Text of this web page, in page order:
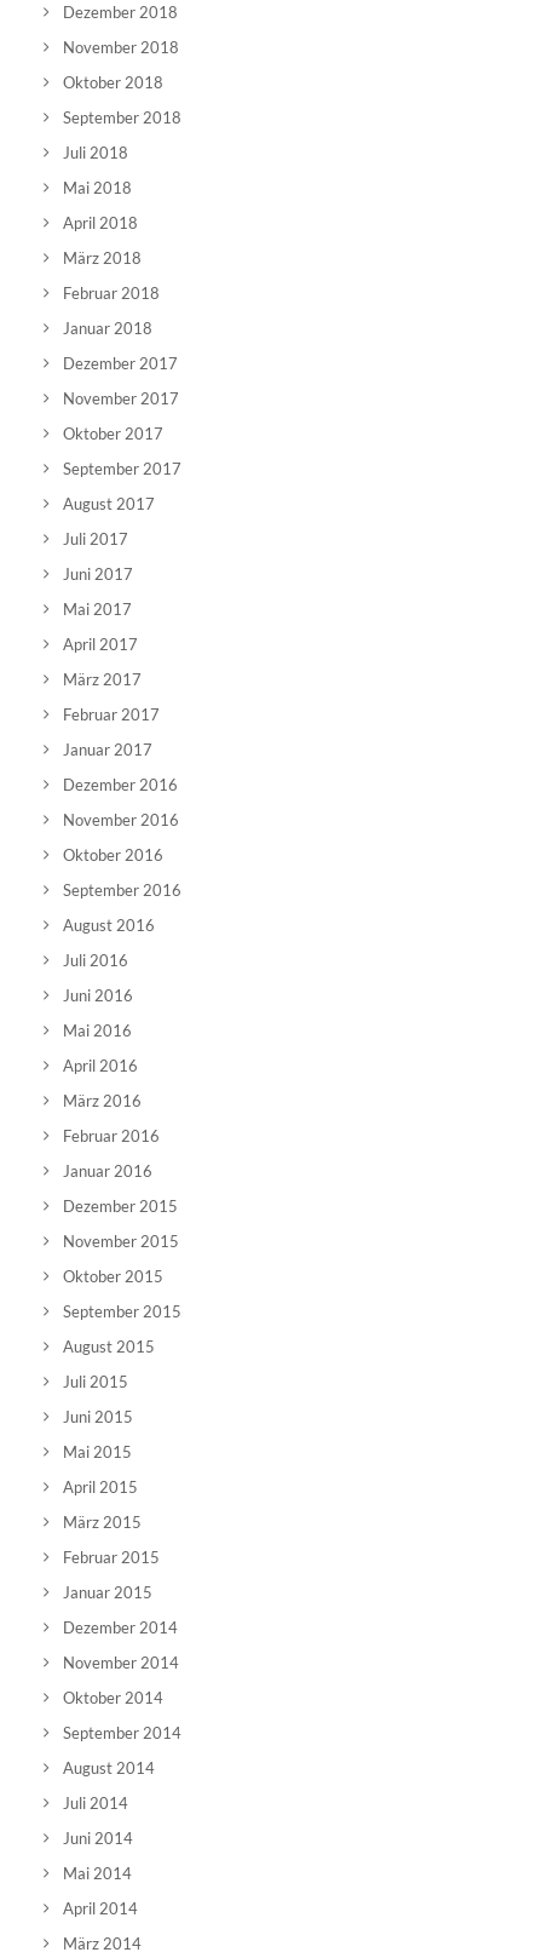
Dezember 2018
November 2018
Oktober 2018
September 2018
Juli 2018
Mai 2018
April 2018
März 2018
Februar 2018
Januar 2018
Dezember 2017
November 2017
Oktober 2017
September 2017
August 2017
Juli 2017
Juni 2017
Mai 2017
April 2017
März 2017
Februar 2017
Januar 2017
Dezember 2016
November 2016
Oktober 2016
September 2016
August 2016
Juli 2016
Juni 2016
Mai 2016
April 2016
März 2016
Februar 2016
Januar 2016
Dezember 2015
November 2015
Oktober 2015
September 2015
August 2015
Juli 2015
Juni 2015
Mai 2015
April 2015
März 2015
Februar 2015
Januar 2015
Dezember 2014
November 2014
Oktober 2014
September 2014
August 2014
Juli 2014
Juni 2014
Mai 2014
April 2014
März 2014